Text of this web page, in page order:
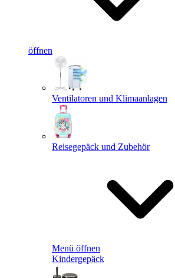
öffnen
Ventilatoren und Klimaanlagen
Reisegepäck und Zubehör
Menü öffnen
Kindergepäck